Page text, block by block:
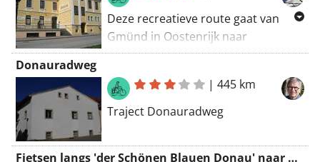
Deze recreatieve route gaat van
Gmünd in Oostenrijk naar
Bratislava. Ze volgt grotendeels de
Gordijnroute (ICT - Iron Curtain
Trail) werd in de "Fiets en
"Fietsroute van het Jaar 2021".
Donauradweg
|445 km
Traject Donauradweg
Fietsen langs 'der Schönen Blauen Donau' naar Wenen